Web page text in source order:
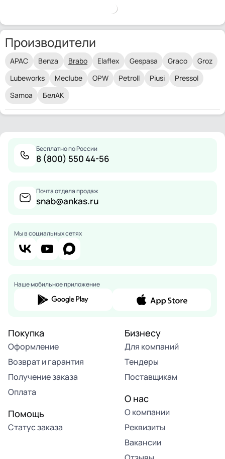
Производители
APAC Benza Brabo Elaflex Gespasa Graco
Groz
Lubeworks
Meclube OPW Petroll Piusi
Pressol
Samoa
БелАК
Бесплатно по России
8 (800) 550 44-56
Почта отдела продаж
snab@ankas.ru
Мы в социальных сетях
Наше мобильное приложение
Покупка
Оформление
Возврат и гарантия
Получение заказа
Оплата
Помощь
Статус заказа
Бизнесу
Для компаний
Тендеры
Поставщикам
О нас
О компании
Реквизиты
Вакансии